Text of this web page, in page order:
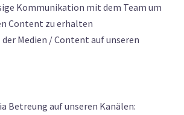
Kommunikation mit dem Team um
Content zu erhalten
der Medien / Content auf unseren
Betreung auf unseren Kanälen: